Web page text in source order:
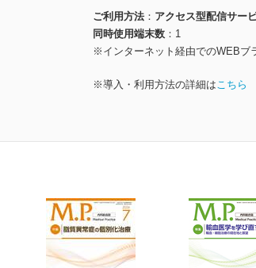
ご利用方法
アクセス型配信サー
同時使用端末数
1
※インターネット経由でのWEBブ
※導入・利用方法の詳細はこちら